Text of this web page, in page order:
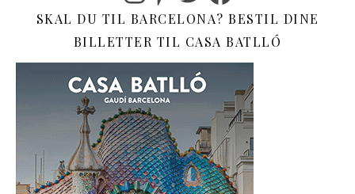
SKAL DU TIL BARCELONA? BESTIL DINE
BILLETTER TIL CASA BATLLÓ